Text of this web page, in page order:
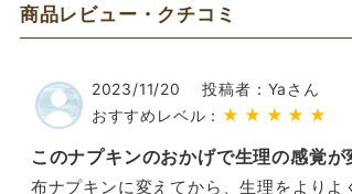
商品レビュー・クチコミ
2023/11/20
投稿者：Yaさん
おすすめレベル： ★★★★★
このナプキンのおかげで生理の感覚が
布ナプキンに変えてから、生理をより